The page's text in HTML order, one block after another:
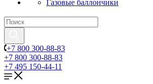
Газовые баллончики
+7 800 300-88-83
+7 800 300-88-83
+7 495 150-44-11